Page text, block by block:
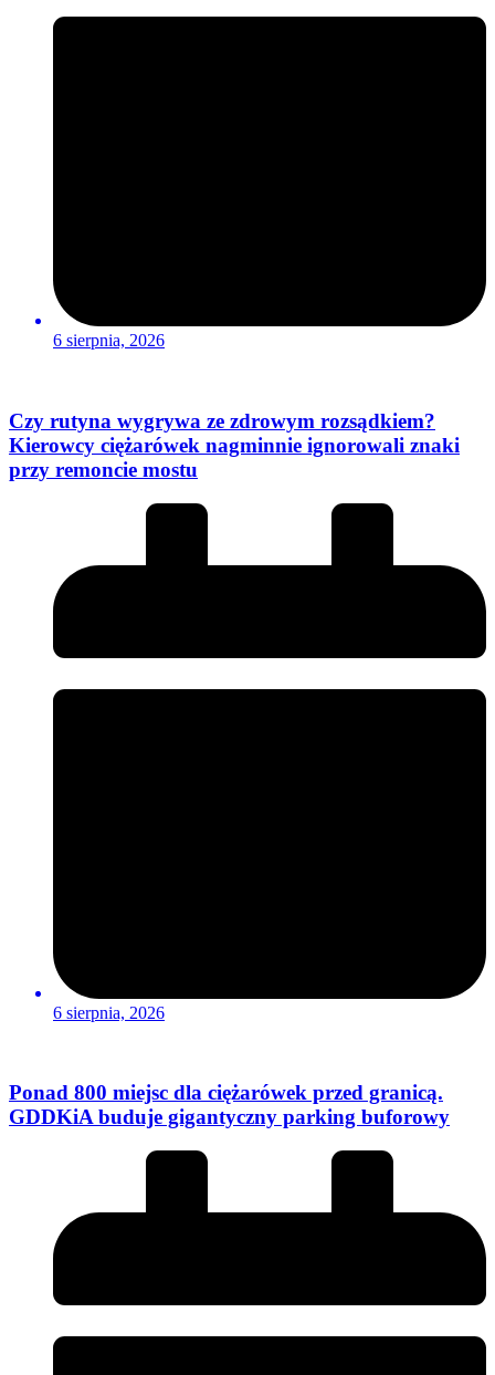
6 sierpnia, 2026
Czy rutyna wygrywa ze zdrowym rozsądkiem?
Kierowcy ciężarówek nagminnie ignorowali znaki
przy remoncie mostu
6 sierpnia, 2026
Ponad 800 miejsc dla ciężarówek przed granicą.
GDDKiA buduje gigantyczny parking buforowy